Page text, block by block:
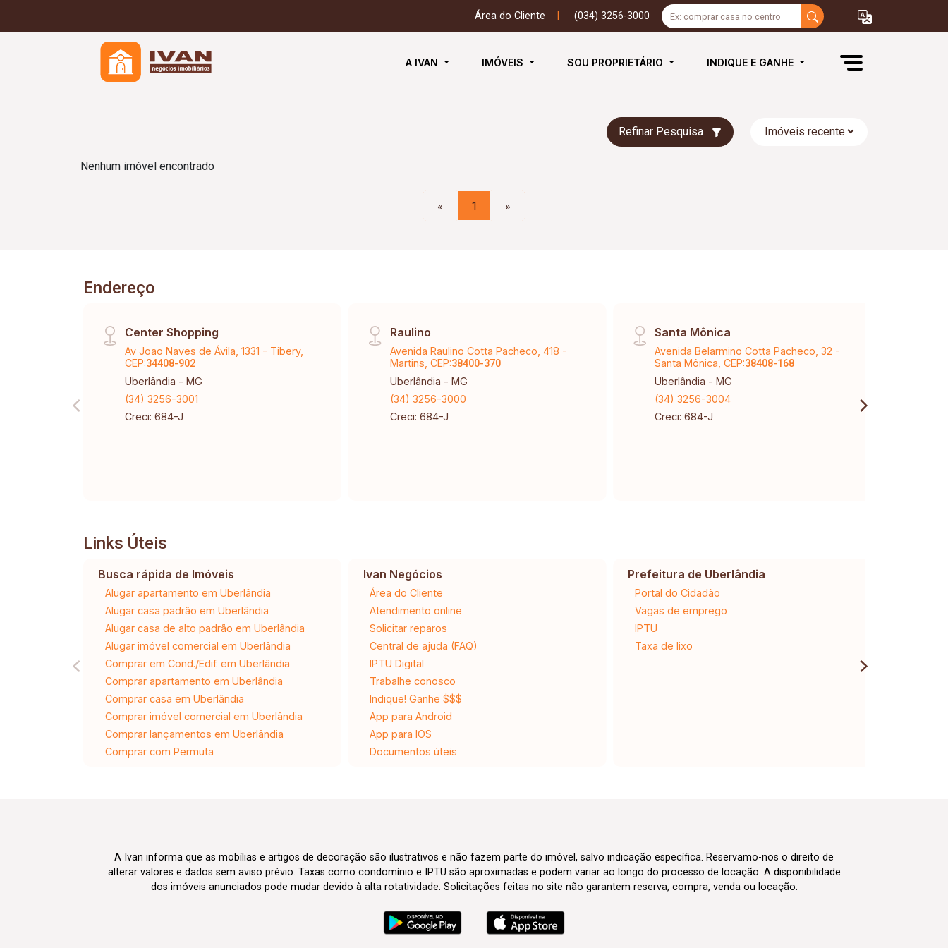
Área do Cliente (034) 3256-3000
A IVAN IMÓVEIS SOU PROPRIETÁRIO INDIQUE E GANHE
Refinar Pesquisa
Nenhum imóvel encontrado
« 1 »
Endereço
Center Shopping
Av Joao Naves de Ávila, 1331 - Tibery,
CEP:34408-902
Uberlândia - MG
(34) 3256-3001
Creci: 684-J
Raulino
Avenida Raulino Cotta Pacheco, 418 -
Martins, CEP:38400-370
Uberlândia - MG
(34) 3256-3000
Creci: 684-J
Santa Mônica
Avenida Belarmino Cotta Pacheco, 32 -
Santa Mônica, CEP:38408-168
Uberlândia - MG
(34) 3256-3004
Creci: 684-J
Links Úteis
Busca rápida de Imóveis
Alugar apartamento em Uberlândia
Alugar casa padrão em Uberlândia
Alugar casa de alto padrão em Uberlândia
Alugar imóvel comercial em Uberlândia
Comprar em Cond./Edif. em Uberlândia
Comprar apartamento em Uberlândia
Comprar casa em Uberlândia
Comprar imóvel comercial em Uberlândia
Comprar lançamentos em Uberlândia
Comprar com Permuta
Ivan Negócios
Área do Cliente
Atendimento online
Solicitar reparos
Central de ajuda (FAQ)
IPTU Digital
Trabalhe conosco
Indique! Ganhe $$$
App para Android
App para IOS
Documentos úteis
Prefeitura de Uberlândia
Portal do Cidadão
Vagas de emprego
IPTU
Taxa de lixo
A Ivan informa que as mobílias e artigos de decoração são ilustrativos e não fazem parte do imóvel, salvo indicação específica. Reservamo-nos o direito de
alterar valores e dados sem aviso prévio. Taxas como condomínio e IPTU são aproximadas e podem variar ao longo do processo de locação. A disponibilidade
dos imóveis anunciados pode mudar devido à alta rotatividade. Solicitações feitas no site não garantem reserva, compra, venda ou locação.